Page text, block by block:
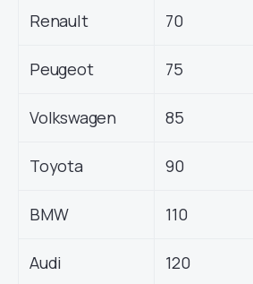
Renault 70
Peugeot 75
Volkswagen 85
Toyota 90
BMW 110
Audi 120